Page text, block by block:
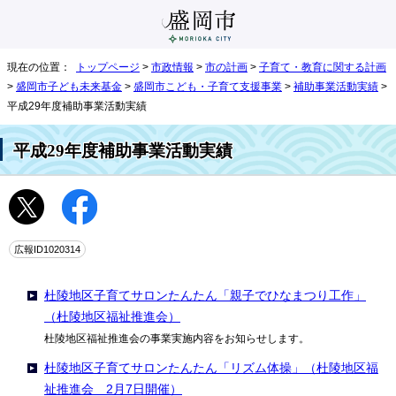
現在の位置： トップページ > 市政情報 > 市の計画 > 子育て・教育に関する計画
> 盛岡市子ども未来基金 > 盛岡市こども・子育て支援事業 > 補助事業活動実績 >
平成29年度補助事業活動実績
平成29年度補助事業活動実績
広報ID1020314
杜陵地区子育てサロンたんたん「親子でひなまつり工作」
（杜陵地区福祉推進会）
杜陵地区福祉推進会の事業実施内容をお知らせします。
杜陵地区子育てサロンたんたん「リズム体操」（杜陵地区福
祉推進会 2月7日開催）